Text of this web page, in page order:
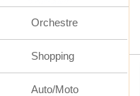
Orchestre
Shopping
Auto/Moto